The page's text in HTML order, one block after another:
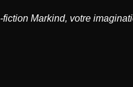
Markind, votre